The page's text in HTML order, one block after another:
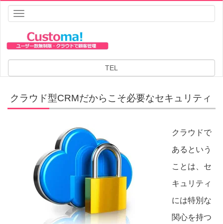
navigation
TEL
HOME Customa!のサービス
セキュリティについて
クラウド型CRMだからこそ必要なセキュリティ
クラウドで
あるという
ことは、セ
キュリティ
には特別な
関心を持つ